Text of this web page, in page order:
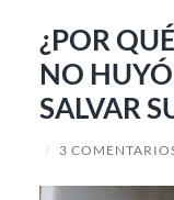
¿POR
NO
SALVAR
/ 3